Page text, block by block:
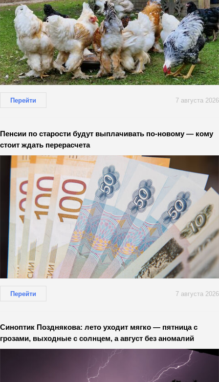
Перейти 7 августа 2026
Пенсии по старости будут выплачивать по-новому — кому
стоит ждать перерасчета
Перейти 7 августа 2026
Синоптик Позднякова: лето уходит мягко — пятница с
грозами, выходные с солнцем, а август без аномалий